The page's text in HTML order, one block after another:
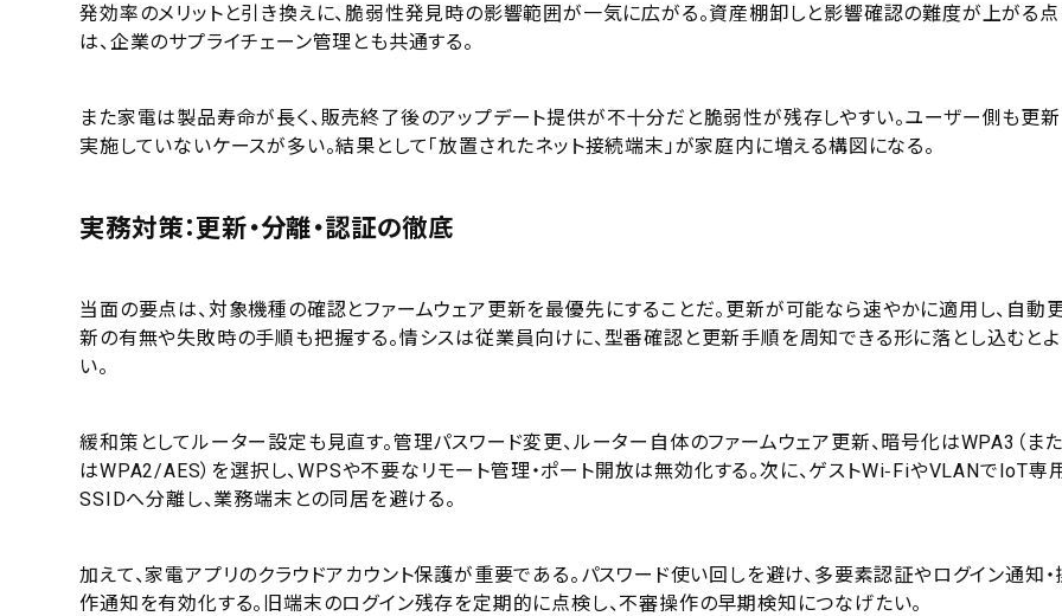
発効率のメリットと引き換えに、脆弱性発見時の影響範囲が一気に広がる。資産棚卸しと影響確認の難度が上がる点
は、企業のサプライチェーン管理とも共通する。
また家電は製品寿命が長く、販売終了後のアップデート提供が不十分だと脆弱性が残存しやすい。ユーザー側も更
実施していないケースが多い。結果として「放置されたネット接続端末」が家庭内に増える構図になる。
実務対策：更新・分離・認証の徹底
当面の要点は、対象機種の確認とファームウェア更新を最優先にすることだ。更新が可能なら速やかに適用し、自動
新の有無や失敗時の手順も把握する。情シスは従業員向けに、型番確認と更新手順を周知できる形に落とし込むとよ
い。
緩和策としてルーター設定も見直す。管理パスワード変更、ルーター自体のファームウェア更新、暗号化はWPA3（ま
はWPA2/AES）を選択し、WPSや不要なリモート管理・ポート開放は無効化する。次に、ゲストWi‑FiやVLANでIoT専
SSIDへ分離し、業務端末との同居を避ける。
加えて、家電アプリのクラウドアカウント保護が重要である。パスワード使い回しを避け、多要素認証やログイン通知・
作通知を有効化する。旧端末のログイン残存を定期的に点検し、不審操作の早期検知につなげたい。